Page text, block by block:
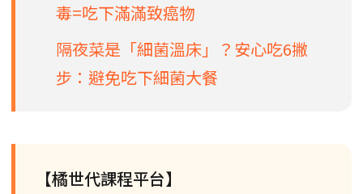
毒=吃下滿滿致癌物
隔夜菜是「細菌溫床」？安心吃6撇
步：避免吃下細菌大餐
【橘世代課程平台】